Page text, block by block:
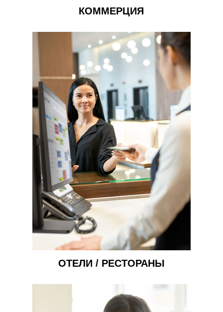
КОММЕРЦИЯ
ОТЕЛИ / РЕСТОРАНЫ